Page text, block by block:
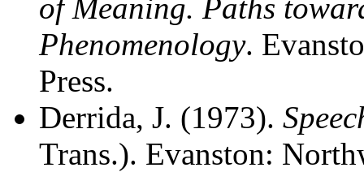
of Meaning. Paths
Phenomenology.
Press.
Derrida, J. (1973).
Trans.). Evanston: